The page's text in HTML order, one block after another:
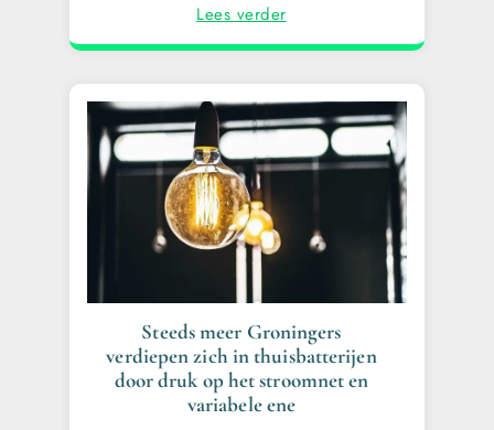
Lees verder
Steeds meer Groningers
verdiepen zich in thuisbatterijen
door druk op het stroomnet en
variabele ene